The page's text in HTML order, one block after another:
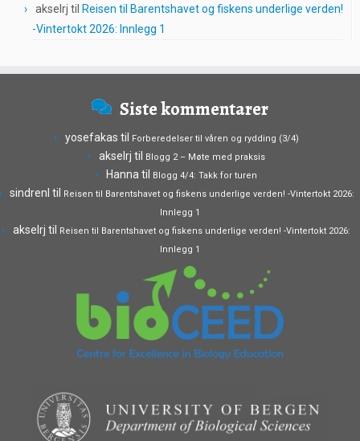
akselrj til Reisen til Barentshavet og fiskens underlige verden!
-Vintertokt 2026: Innlegg 1
Siste kommentarer
yosefakas til Forberedelser til våren og rydding (3/4)
akselrj til Blogg 2 – Møte med praksis
Hanna til Blogg 4/4: Takk for turen
sindrenl til Reisen til Barentshavet og fiskens underlige verden! -Vintertokt 2026:
Innlegg 1
akselrj til Reisen til Barentshavet og fiskens underlige verden! -Vintertokt 2026:
Innlegg 1